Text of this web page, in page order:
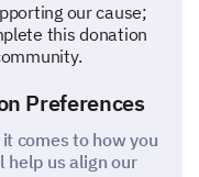
our cause;
this donation
Preferences
comes to how you
help us align our